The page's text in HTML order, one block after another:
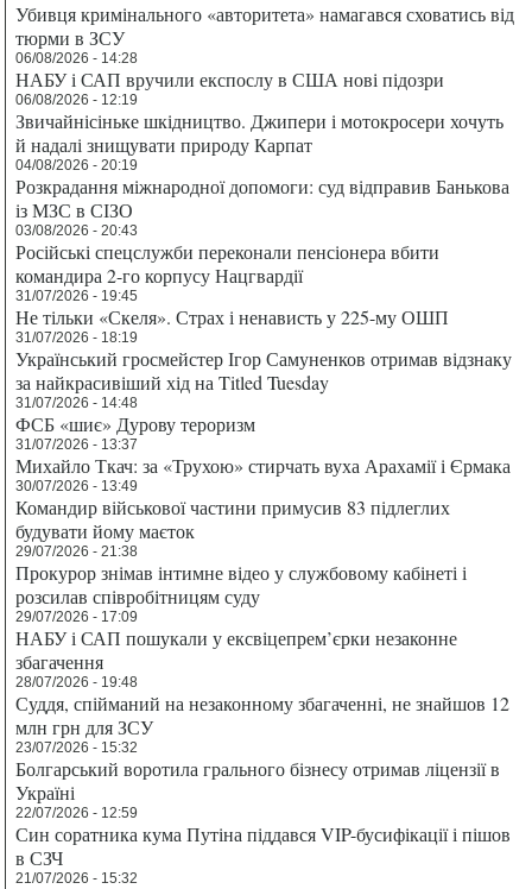
Убивця кримінального «авторитета» намагався сховатись від
тюрми в ЗСУ
06/08/2026 - 14:28
НАБУ і САП вручили експослу в США нові підозри
06/08/2026 - 12:19
Звичайнісіньке шкідництво. Джипери і мотокросери хочуть
й надалі знищувати природу Карпат
04/08/2026 - 20:19
Розкрадання міжнародної допомоги: суд відправив Банькова
із МЗС в СІЗО
03/08/2026 - 20:43
Російські спецслужби переконали пенсіонера вбити
командира 2-го корпусу Нацгвардії
31/07/2026 - 19:45
Не тільки «Скеля». Страх і ненависть у 225-му ОШП
31/07/2026 - 18:19
Український гросмейстер Ігор Самуненков отримав відзнаку
за найкрасивіший хід на Titled Tuesday
31/07/2026 - 14:48
ФСБ «шиє» Дурову тероризм
31/07/2026 - 13:37
Михайло Ткач: за «Трухою» стирчать вуха Арахамії і Єрмака
30/07/2026 - 13:49
Командир військової частини примусив 83 підлеглих
будувати йому маєток
29/07/2026 - 21:38
Прокурор знімав інтимне відео у службовому кабінеті і
розсилав співробітницям суду
29/07/2026 - 17:09
НАБУ і САП пошукали у ексвіцепрем’єрки незаконне
збагачення
28/07/2026 - 19:48
Суддя, спійманий на незаконному збагаченні, не знайшов 12
млн грн для ЗСУ
23/07/2026 - 15:32
Болгарський воротила грального бізнесу отримав ліцензії в
Україні
22/07/2026 - 12:59
Син соратника кума Путіна піддався VIP-бусифікації і пішов
в СЗЧ
21/07/2026 - 15:32